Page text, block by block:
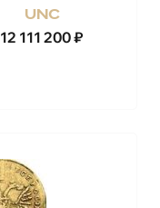
unc
12 111 200₽